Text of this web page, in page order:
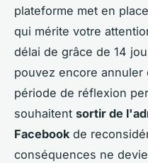
plateforme met en
qui mérite votre
délai de grâce de 14
pouvez encore
période de réflexion
souhaitent sortir de
Facebook de
conséquences ne